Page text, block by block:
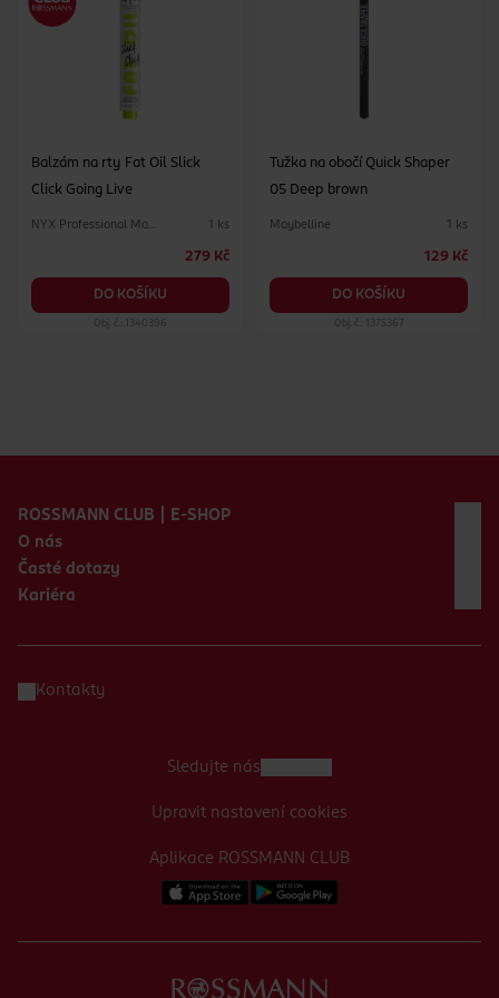
Balzám na rty Fat Oil Slick
Click Going Live
NYX Professional Makeup 1 ks
279 Kč
DO KOŠÍKU
Obj. č.: 1340396
Tužka na obočí Quick Shaper
05 Deep brown
Maybelline 1 ks
129 Kč
DO KOŠÍKU
ROSSMANN CLUB | E-SHOP
O nás
Časté dotazy
Kariéra
Kontakty
Aplikace ROSSMANN CLUB
Sledujte nás
Upravit nastavení cookies